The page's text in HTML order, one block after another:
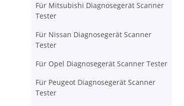
Für Mitsubishi Diagnosegerät Scanner
Tester
Für Nissan Diagnosegerät Scanner
Tester
Für Opel Diagnosegerät Scanner Tester
Für Peugeot Diagnosegerät Scanner
Tester